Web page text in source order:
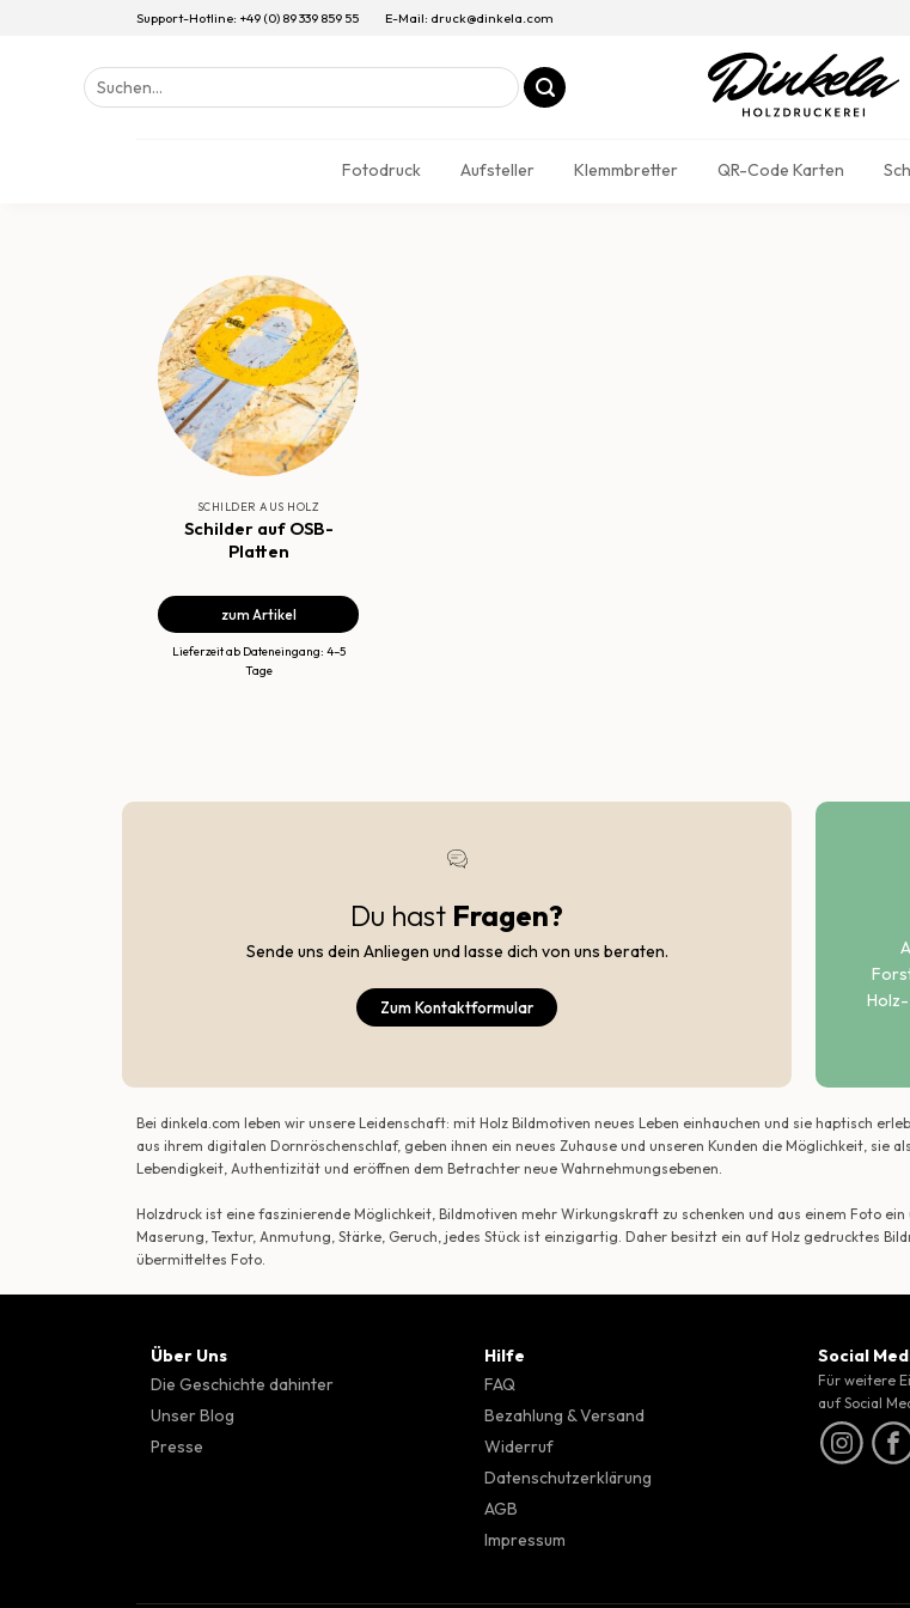
Support-Hotline: +49 (0) 89 339 859 55 E-Mail: druck@dinkela.com
Suchen
nach:
Fotodruck Aufsteller Klemmbretter QR-Code Karten
SCHILDER AUS HOLZ
Schilder auf OSB-
Platten
zum Artikel
Lieferzeit ab Dateneingang: 4–5
Tage
Du hast Fragen?
Sende uns dein Anliegen und lasse dich von uns beraten.
Zum Kontaktformular
Bei dinkela.com leben wir unsere Leidenschaft: mit Holz Bildmotiven neues Leben einhauchen und sie haptisch
aus ihrem digitalen Dornröschenschlaf, geben ihnen ein neues Zuhause und unseren Kunden die Möglichkeit, sie
Lebendigkeit, Authentizität und eröffnen dem Betrachter neue Wahrnehmungsebenen.
Holzdruck ist eine faszinierende Möglichkeit, Bildmotiven mehr Wirkungskraft zu schenken und aus einem Foto
Maserung, Textur, Anmutung, Stärke, Geruch, jedes Stück ist einzigartig. Daher besitzt ein auf Holz gedrucktes
übermitteltes Foto.
Über Uns
Die Geschichte dahinter
Unser Blog
Presse
Hilfe
FAQ
Bezahlung & Versand
Widerruf
Datenschutzerklärung
AGB
Impressum
Social
Für weitere
auf Social